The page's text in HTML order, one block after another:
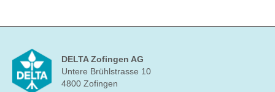
DELTA Zofingen AG
Untere Brühlstrasse 10
4800 Zofingen